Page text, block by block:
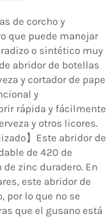
de corcho y
que puede manejar
o sintético muy
abridor de botellas
y cortador de
y
rápida y fácilmente
y otros licores.
】Este abridor de
de 420 de
zinc duradero. En
este abridor de
por lo que no se
que el gusano está